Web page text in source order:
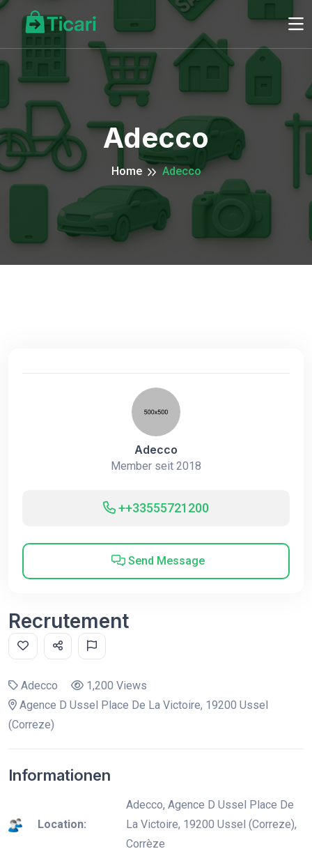
Adecco
Home Adecco
Adecco
Member seit 2018
++33555721200
Send Message
Recrutement
Adecco
1,200 Views
Agence D Ussel Place De La Victoire, 19200 Ussel
(Correze)
Informationen
Location:
Adecco, Agence D Ussel Place De
La Victoire, 19200 Ussel (Correze),
Corrèze